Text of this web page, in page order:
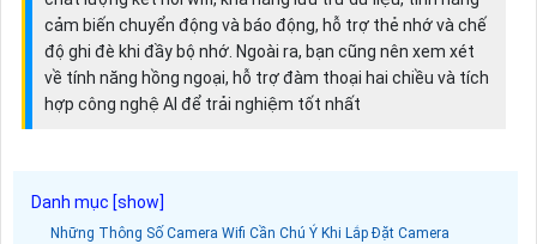
cảm biến chuyển động và báo động, hỗ trợ thẻ nhớ và chế
độ ghi đè khi đầy bộ nhớ. Ngoài ra, bạn cũng nên xem xét
về tính năng hồng ngoại, hỗ trợ đàm thoại hai chiều và tích
hợp công nghệ AI để trải nghiệm tốt nhất
Những Thông Số Camera Wifi Cần Chú Ý Khi Lắp Đặt Camera